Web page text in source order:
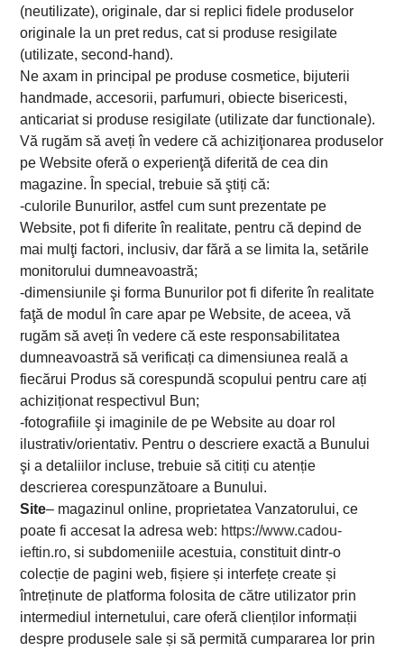
(neutilizate), originale, dar si replici fidele produselor
originale la un pret redus, cat si produse resigilate
(utilizate, second-hand).
Ne axam in principal pe produse cosmetice, bijuterii
handmade, accesorii, parfumuri, obiecte bisericesti,
anticariat si produse resigilate (utilizate dar functionale).
Vă rugăm să aveți în vedere că achiziţionarea produselor
pe Website oferă o experienţă diferită de cea din
magazine. În special, trebuie să ştiți că:
-culorile Bunurilor, astfel cum sunt prezentate pe
Website, pot fi diferite în realitate, pentru că depind de
mai mulţi factori, inclusiv, dar fără a se limita la, setările
monitorului dumneavoastră;
-dimensiunile şi forma Bunurilor pot fi diferite în realitate
faţă de modul în care apar pe Website, de aceea, vă
rugăm să aveți în vedere că este responsabilitatea
dumneavoastră să verificați ca dimensiunea reală a
fiecărui Produs să corespundă scopului pentru care ați
achiziționat respectivul Bun;
-fotografiile şi imaginile de pe Website au doar rol
ilustrativ/orientativ. Pentru o descriere exactă a Bunului
şi a detaliilor incluse, trebuie să citiți cu atenție
descrierea corespunzătoare a Bunului.
Site– magazinul online, proprietatea Vanzatorului, ce
poate fi accesat la adresa web: https://www.cadou-
ieftin.ro, si subdomeniile acestuia, constituit dintr-o
colecție de pagini web, fișiere și interfețe create și
întreținute de platforma folosita de către utilizator prin
intermediul internetului, care oferă clienților informații
despre produsele sale și să permită cumpararea lor prin